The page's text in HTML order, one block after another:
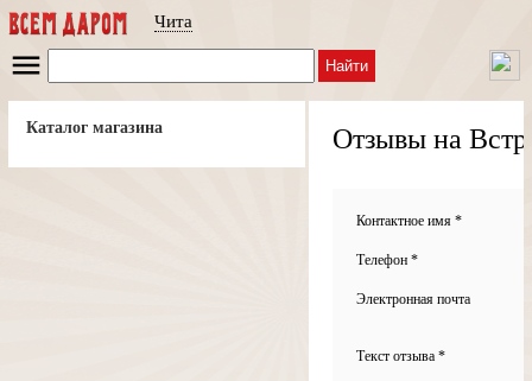
Чита
Найти
Каталог магазина Отзывы на
Контактное имя *
Телефон *
Электронная почта
Текст отзыва *